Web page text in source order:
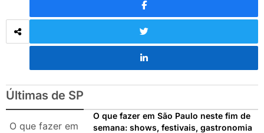
O que fazer em São Paulo
nos dias 25 e 26 de julho:
festas, shows, exposições e
passeios imperdíveis
O que fazer em São Paulo
nos dias 18 e 19 de julho de
e passeios imperdíveis
Últimas de SP
O que fazer em
O que fazer em São Paulo neste fim de
semana: shows, festivais, gastronomia